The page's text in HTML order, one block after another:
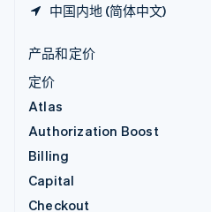
中国内地 (简体中文)
产品和定价
定价
Atlas
Authorization Boost
Billing
Capital
Checkout